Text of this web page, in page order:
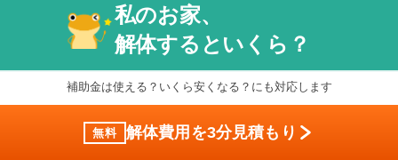
」では、市内の指定された対策地区・重点
対策地区での解体工事に対し、解体費用の最大
1/2〜2/3、上限75万円〜100万円の補助金が支給
されます。
私のお家、
解体するといくら？
補助金は使える？いくら安くなる？にも対応します
無料 解体費用を3分見積もり